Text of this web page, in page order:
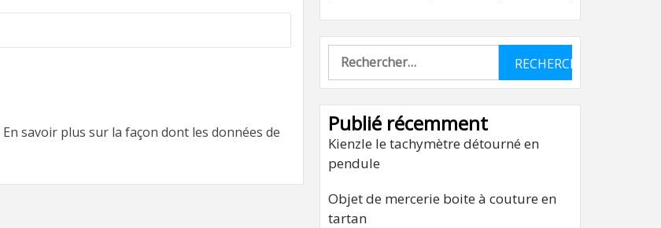
En savoir plus sur la façon dont les données de
Rechercher :
Publié récemment
Kienzle le tachymètre détourné en
pendule
Objet de mercerie boite à couture en
tartan